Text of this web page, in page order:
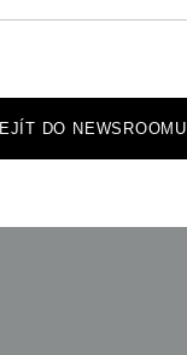
DO NEWSROOMU